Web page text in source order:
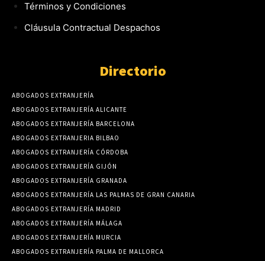
Términos y Condiciones
Cláusula Contractual Despachos
Directorio
ABOGADOS EXTRANJERÍA
ABOGADOS EXTRANJERÍA ALICANTE
ABOGADOS EXTRANJERÍA BARCELONA
ABOGADOS EXTRANJERIA BILBAO
ABOGADOS EXTRANJERÍA CÓRDOBA
ABOGADOS EXTRANJERÍA GIJÓN
ABOGADOS EXTRANJERÍA GRANADA
ABOGADOS EXTRANJERÍA LAS PALMAS DE GRAN CANARIA
ABOGADOS EXTRANJERÍA MADRID
ABOGADOS EXTRANJERÍA MÁLAGA
ABOGADOS EXTRANJERÍA MURCIA
ABOGADOS EXTRANJERÍA PALMA DE MALLORCA